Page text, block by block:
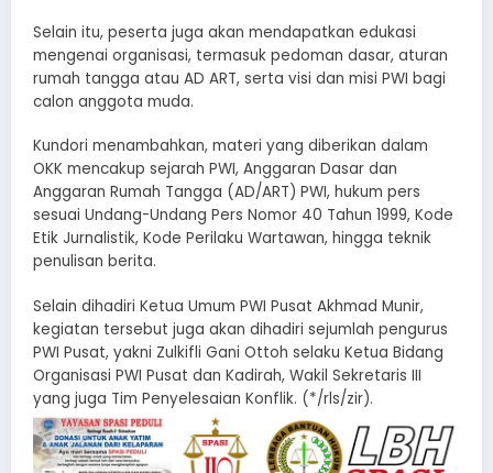
Selain itu, peserta juga akan mendapatkan edukasi
mengenai organisasi, termasuk pedoman dasar, aturan
rumah tangga atau AD ART, serta visi dan misi PWI bagi
calon anggota muda.
Kundori menambahkan, materi yang diberikan dalam
OKK mencakup sejarah PWI, Anggaran Dasar dan
Anggaran Rumah Tangga (AD/ART) PWI, hukum pers
sesuai Undang-Undang Pers Nomor 40 Tahun 1999, Kode
Etik Jurnalistik, Kode Perilaku Wartawan, hingga teknik
penulisan berita.
Selain dihadiri Ketua Umum PWI Pusat Akhmad Munir,
kegiatan tersebut juga akan dihadiri sejumlah pengurus
PWI Pusat, yakni Zulkifli Gani Ottoh selaku Ketua Bidang
Organisasi PWI Pusat dan Kadirah, Wakil Sekretaris III
yang juga Tim Penyelesaian Konflik. (*/rls/zir).